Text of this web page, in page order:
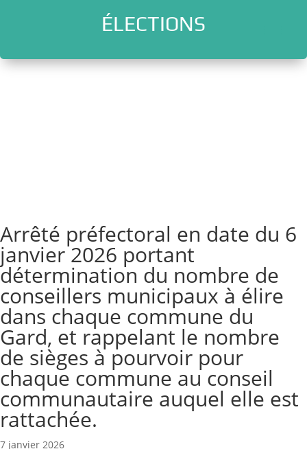
ÉLECTIONS
Arrêté préfectoral en date du 6
janvier 2026 portant
détermination du nombre de
conseillers municipaux à élire
dans chaque commune du
Gard, et rappelant le nombre
de sièges à pourvoir pour
chaque commune au conseil
communautaire auquel elle est
rattachée.
7 janvier 2026